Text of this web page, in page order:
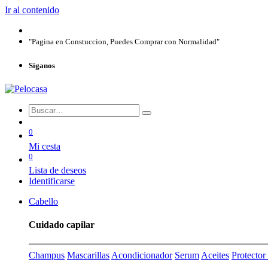
Ir al contenido
"Pagina en Constuccion, Puedes Comprar con Normalidad"
Síganos
0
Mi cesta
0
Lista de deseos
Identificarse
Cabello
Cuidado capilar
Champus Mascarillas Acondicionador Serum Aceites